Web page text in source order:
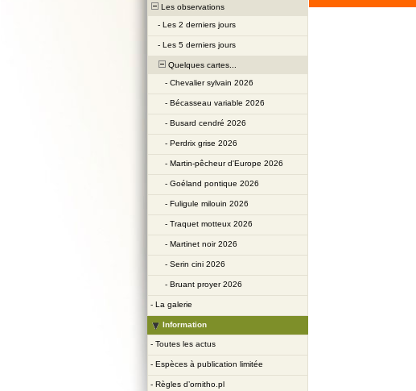
Les observations
- Les 2 derniers jours
- Les 5 derniers jours
Quelques cartes...
- Chevalier sylvain 2026
- Bécasseau variable 2026
- Busard cendré 2026
- Perdrix grise 2026
- Martin-pêcheur d'Europe 2026
- Goéland pontique 2026
- Fuligule milouin 2026
- Traquet motteux 2026
- Martinet noir 2026
- Serin cini 2026
- Bruant proyer 2026
- La galerie
Information
- Toutes les actus
- Espèces à publication limitée
- Règles d’ornitho.pl